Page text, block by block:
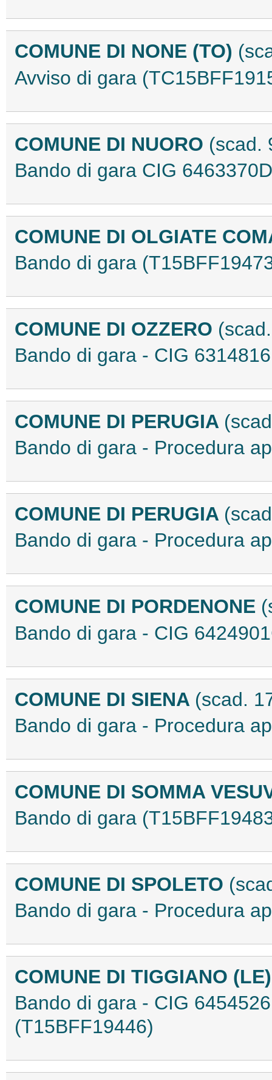
COMUNE DI NONE (TO)
Avviso di gara
COMUNE DI NUORO (scad.
Bando di gara CIG
COMUNE DI OLGIATE
Bando di gara
COMUNE DI OZZERO
Bando di gara - CIG
COMUNE DI PERUGIA
Bando di gara - Procedura
COMUNE DI PERUGIA
Bando di gara - Procedura
COMUNE DI PORDENONE
Bando di gara - CIG
COMUNE DI SIENA (scad.
Bando di gara - Procedura
COMUNE DI SOMMA
Bando di gara
COMUNE DI SPOLETO
Bando di gara - Procedura
COMUNE DI TIGGIANO
Bando di gara - CIG
(T15BFF19446)